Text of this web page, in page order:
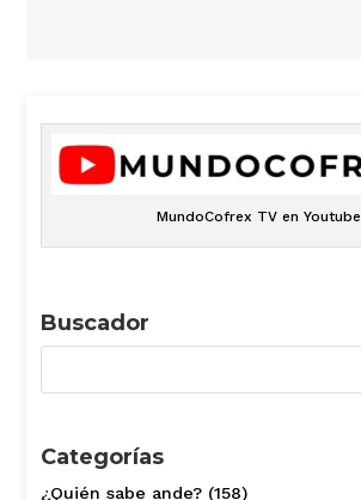
MundoCofrex TV en Youtube
Buscador
Categorías
¿Quién sabe ande?(158)